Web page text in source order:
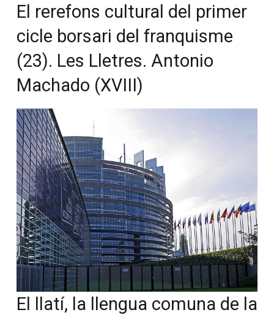
El rerefons cultural del primer
cicle borsari del franquisme
(23). Les Lletres. Antonio
Machado (XVIII)
El llatí, la llengua comuna de la